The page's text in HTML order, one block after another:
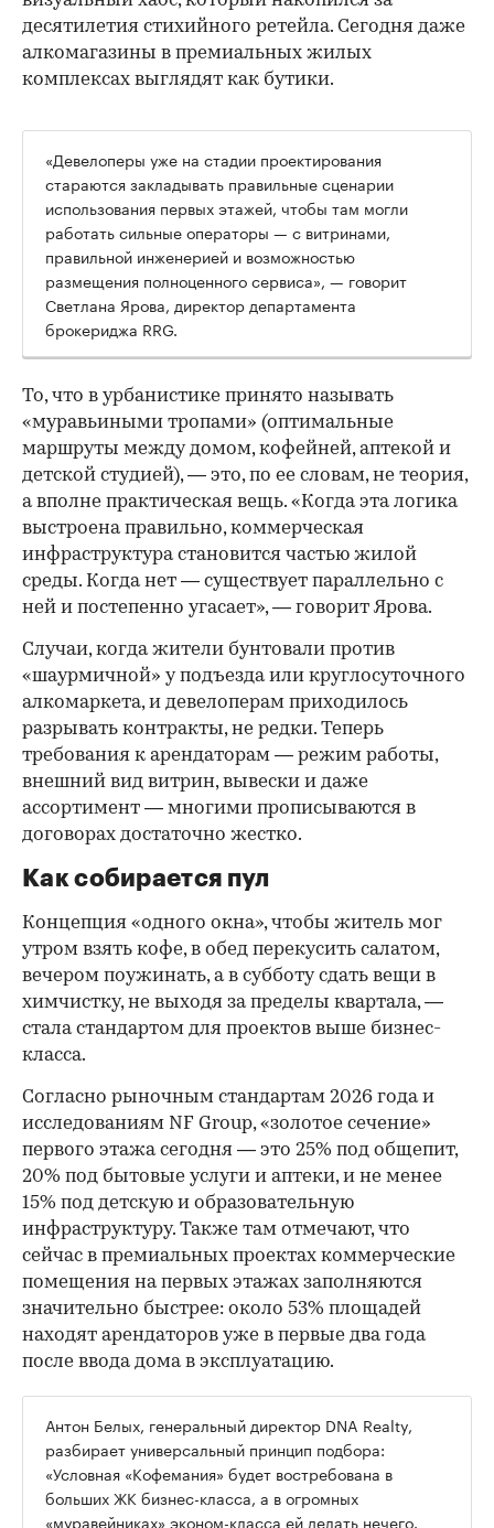
десятилетия стихийного ретейла. Сегодня даже
алкомагазины в премиальных жилых
комплексах выглядят как бутики.
00:00
«Девелоперы уже на стадии проектирования
стараются закладывать правильные сценарии
использования первых этажей, чтобы там могли
работать сильные операторы — с витринами,
правильной инженерией и возможностью
размещения полноценного сервиса», — говорит
Светлана Ярова, директор департамента
брокериджа RRG.
То, что в урбанистике принято называть
«муравьиными тропами» (оптимальные
маршруты между домом, кофейней, аптекой и
детской студией), — это, по ее словам, не теория,
а вполне практическая вещь. «Когда эта логика
выстроена правильно, коммерческая
инфраструктура становится частью жилой
среды. Когда нет — существует параллельно с
ней и постепенно угасает», — говорит Ярова.
Случаи, когда жители бунтовали против
«шаурмичной» у подъезда или круглосуточного
алкомаркета, и девелоперам приходилось
разрывать контракты, не редки. Теперь
требования к арендаторам — режим работы,
внешний вид витрин, вывески и даже
ассортимент — многими прописываются в
договорах достаточно жестко.
Как собирается пул
Концепция «одного окна», чтобы житель мог
утром взять кофе, в обед перекусить салатом,
вечером поужинать, а в субботу сдать вещи в
химчистку, не выходя за пределы квартала, —
стала стандартом для проектов выше бизнес-
класса.
Согласно рыночным стандартам 2026 года и
исследованиям NF Group, «золотое сечение»
первого этажа сегодня — это 25% под общепит,
20% под бытовые услуги и аптеки, и не менее
15% под детскую и образовательную
инфраструктуру. Также там отмечают, что
сейчас в премиальных проектах коммерческие
помещения на первых этажах заполняются
значительно быстрее: около 53% площадей
находят арендаторов уже в первые два года
после ввода дома в эксплуатацию.
Антон Белых, генеральный директор DNA Realty,
разбирает универсальный принцип подбора:
«Условная «Кофемания» будет востребована в
больших ЖК бизнес-класса, а в огромных
«муравейниках» эконом-класса ей делать нечего.